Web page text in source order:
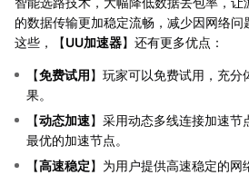
的数据传输更加稳定流畅，减少因网络问
这些，【UU加速器】还有更多优点：
【免费试用】玩家可以免费试用，充分
果。
【动态加速】采用动态多线连接加速节
最优的加速节点。
【高速稳定】为用户提供高速稳定的网